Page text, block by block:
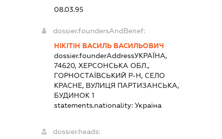
08.03.95
dossier.foundersAndBenef:
НІКІТІН ВАСИЛЬ ВАСИЛЬОВИЧ
dossier.founderAddressУКРАЇНА,
74620, ХЕРСОНСЬКА ОБЛ.,
ГОРНОСТАЇВСЬКИЙ Р-Н, СЕЛО
КРАСНЕ, ВУЛИЦЯ ПАРТИЗАНСЬКА,
БУДИНОК 1
statements.nationality: Україна
dossier.heads: